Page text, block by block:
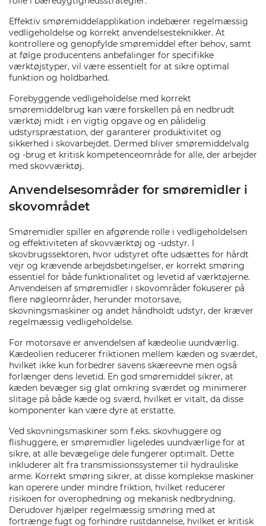
Effektiv smøremiddelapplikation indebærer regelmæssig
vedligeholdelse og korrekt anvendelsesteknikker. At
kontrollere og genopfylde smøremiddel efter behov, samt
at følge producentens anbefalinger for specifikke
værktøjstyper, vil være essentielt for at sikre optimal
funktion og holdbarhed.
Forebyggende vedligeholdelse med korrekt
smøremiddelbrug kan være forskellen på en nedbrudt
værktøj midt i en vigtig opgave og en pålidelig
udstyrspræstation, der garanterer produktivitet og
sikkerhed i skovarbejdet. Dermed bliver smøremiddelvalg
og -brug et kritisk kompetenceområde for alle, der arbejder
med skovværktøj.
Anvendelsesområder for smøremidler i
skovområdet
Smøremidler spiller en afgørende rolle i vedligeholdelsen
og effektiviteten af skovværktøj og -udstyr. I
skovbrugssektoren, hvor udstyret ofte udsættes for hårdt
vejr og krævende arbejdsbetingelser, er korrekt smøring
essentiel for både funktionalitet og levetid af værktøjerne.
Anvendelsen af smøremidler i skovområder fokuserer på
flere nøgleområder, herunder motorsave,
skovningsmaskiner og andet håndholdt udstyr, der kræver
regelmæssig vedligeholdelse.
For motorsave er anvendelsen af kædeolie uundværlig.
Kædeolien reducerer friktionen mellem kæden og sværdet,
hvilket ikke kun forbedrer savens skæreevne men også
forlænger dens levetid. En god smøremiddel sikrer, at
kæden bevæger sig glat omkring sværdet og minimerer
slitage på både kæde og sværd, hvilket er vitalt, da disse
komponenter kan være dyre at erstatte.
Ved skovningsmaskiner som f.eks. skovhuggere og
flishuggere, er smøremidler ligeledes uundværlige for at
sikre, at alle bevægelige dele fungerer optimalt. Dette
inkluderer alt fra transmissionssystemer til hydrauliske
arme. Korrekt smøring sikrer, at disse komplekse maskiner
kan operere under mindre friktion, hvilket reducerer
risikoen for overophedning og mekanisk nedbrydning.
Derudover hjælper regelmæssig smøring med at
fortrænge fugt og forhindre rustdannelse, hvilket er kritisk